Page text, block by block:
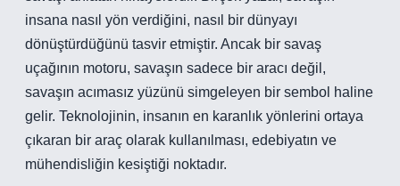
insana nasıl yön verdiğini, nasıl bir dünyayı
dönüştürdüğünü tasvir etmiştir. Ancak bir savaş
uçağının motoru, savaşın sadece bir aracı değil,
savaşın acımasız yüzünü simgeleyen bir sembol haline
gelir. Teknolojinin, insanın en karanlık yönlerini ortaya
çıkaran bir araç olarak kullanılması, edebiyatın ve
mühendisliğin kesiştiği noktadır.